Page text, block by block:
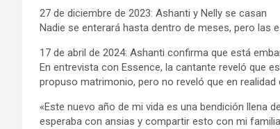
27 de diciembre de 2023: Ashanti y Nelly se casan
Nadie se enterará hasta dentro de meses, pero las
17 de abril de 2024: Ashanti confirma que está
En entrevista con Essence, la cantante reveló que
propuso matrimonio, pero no reveló que en realidad
«Este nuevo año de mi vida es una bendición llena
esperaba con ansias y compartir esto con mi